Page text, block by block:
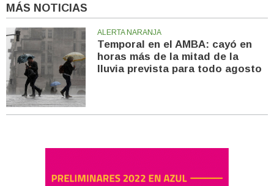
MÁS NOTICIAS
ALERTA NARANJA
Temporal en el AMBA: cayó en
horas más de la mitad de la
lluvia prevista para todo agosto